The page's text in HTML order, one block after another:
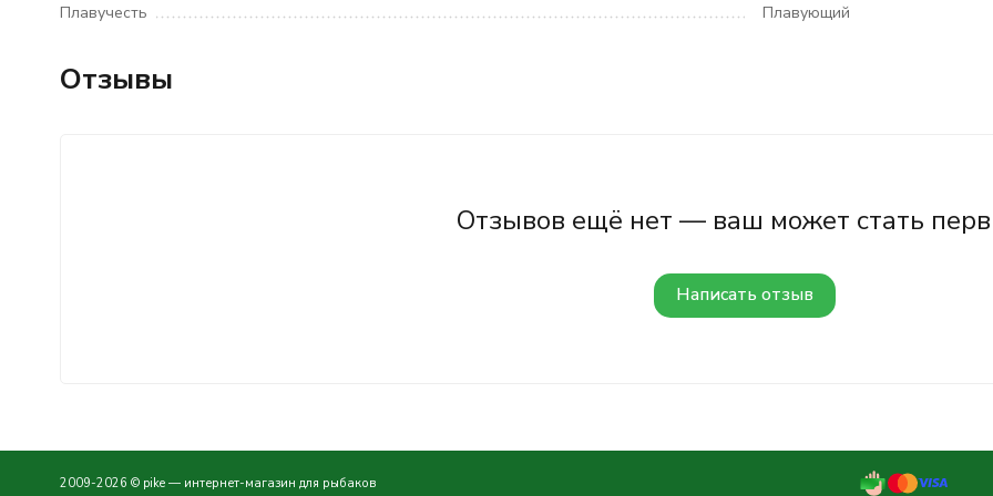
Плавучесть Плавующий
Отзывы
Отзывов ещё нет — ваш может стать
Написать отзыв
2009-2026 © pike — интернет-магазин для рыбаков